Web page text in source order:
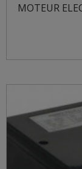
MOTEUR